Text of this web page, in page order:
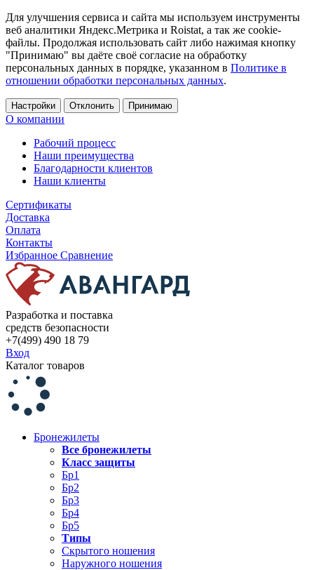
Для улучшения сервиса и сайта мы используем инструменты
веб аналитики Яндекс.Метрика и Roistat, а так же cookie-
файлы. Продолжая использовать сайт либо нажимая кнопку
"Принимаю" вы даёте своё согласие на обработку
персональных данных в порядке, указанном в Политике в
отношении обработки персональных данных.
Настройки Отклонить Принимаю
О компании
Рабочий процесс
Наши преимущества
Благодарности клиентов
Наши клиенты
Сертификаты
Доставка
Оплата
Контакты
Избранное Сравнение
Разработка и поставка
средств безопасности
+7(499) 490 18 79
Вход
Каталог товаров
Бронежилеты
Все бронежилеты
Класс защиты
Бр1
Бр2
Бр3
Бр4
Бр5
Типы
Скрытого ношения
Наружного ношения